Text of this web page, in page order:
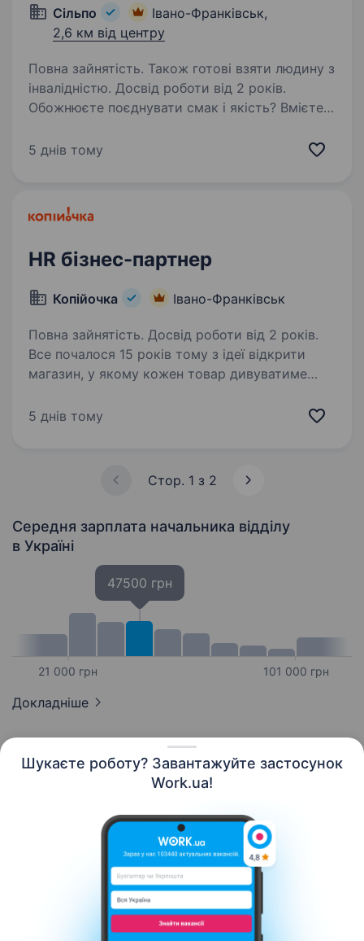
Шукаєте роботу? Завантажуйте застосунок
Work.ua!
Сільпо
Івано-Франківськ,
2,6 км від центру
Повна зайнятість. Також готові взяти людину з
інвалідністю. Досвід роботи від 2 років.
Обожнюєте поєднувати смак і якість? Вмієте
в нашу в команду власного виробництва
Контролювати…
5 днів тому
HR бізнес-партнер
Копійочка Івано-Франківськ
Повна зайнятість. Досвід роботи від 2 років.
Все почалося 15 років тому з ідеї відкрити
магазин, у якому кожен товар дивуватиме
мережа «Копійочка» налічує 560 магазинів
5 днів тому
Стор. 1 з 2
Середня зарплата начальника відділу
в Україні
21 000 грн
47500 грн
101 000 грн
Докладніше
Контакти Про нас Кар’єра